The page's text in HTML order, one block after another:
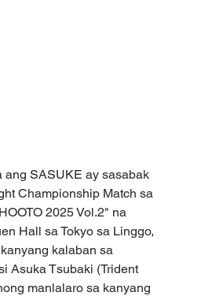
ang SASUKE ay sasabak
Championship Match sa
2025 Vol.2" na
Hall sa Tokyo sa Linggo,
kalaban sa
Asuka Tsubaki (Trident
manlalaro sa kanyang